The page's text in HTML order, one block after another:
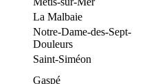
La Malbaie
Notre-Dame-des-Sept-
Douleurs
Saint-Siméon
Gaspé